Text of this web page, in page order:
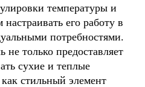
температуры и
его работу в
потребностями.
не только предоставляет
сухие и теплые
стильный элемент